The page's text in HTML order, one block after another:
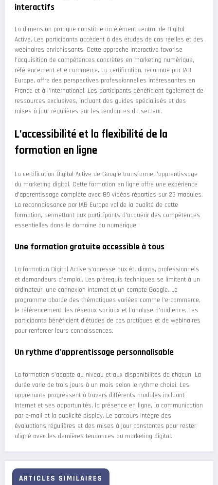
interactifs
La dimension pratique constitue un élément central de Digital
Active. Les participants accèdent à des études de cas réelles et des
webinaires enrichissants. Cette approche interactive favorise
l’acquisition de compétences concrètes en marketing numérique,
référencement et e-commerce. La certification, reconnue par IAB
Europe, offre des perspectives professionnelles intéressantes en
France et à l’international. Les participants bénéficient également de
ressources exclusives, incluant des guides spécialisés et des
mises à jour régulières sur les tendances du secteur.
L’accessibilité et la flexibilité de la
formation en ligne
La certification Digital Active de Google transforme l’apprentissage
du marketing digital. Cette formation en ligne offre une expérience
d’apprentissage complète avec 89 vidéos réparties sur 23 modules.
La reconnaissance par IAB Europe valide la qualité de cette
formation, permettant aux participants d’acquérir des compétences
essentielles dans le domaine du numérique.
Une formation gratuite accessible à tous
La formation Digital Active s’adresse aux étudiants, professionnels
et demandeurs d’emploi. Les prérequis techniques se limitent à un
ordinateur, une connexion internet et un compte Google. Le
programme aborde des thématiques variées comme l’e-commerce,
le référencement, les réseaux sociaux et l’analyse d’audience. Les
participants bénéficient d’études de cas pratiques et de webinaires
pour renforcer leurs connaissances.
Un rythme d’apprentissage personnalisable
La formation s’adapte au niveau et aux disponibilités de chacun. La
durée varie de trois jours à un mois selon le rythme choisi. Les
apprenants progressent à travers différents modules incluant
Internet et ses opportunités, la présence en ligne, la communication
par e-mail et la publicité display. Le parcours intègre des
évaluations régulières et des mises à jour constantes pour rester
aligné avec les dernières tendances du marketing digital.
ARTICLES SIMILAIRES